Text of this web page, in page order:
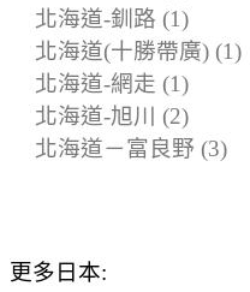
北海道-釧路 (1)
北海道(十勝帶廣) (1)
北海道-網走 (1)
北海道-旭川 (2)
北海道－富良野 (3)
更多日本: